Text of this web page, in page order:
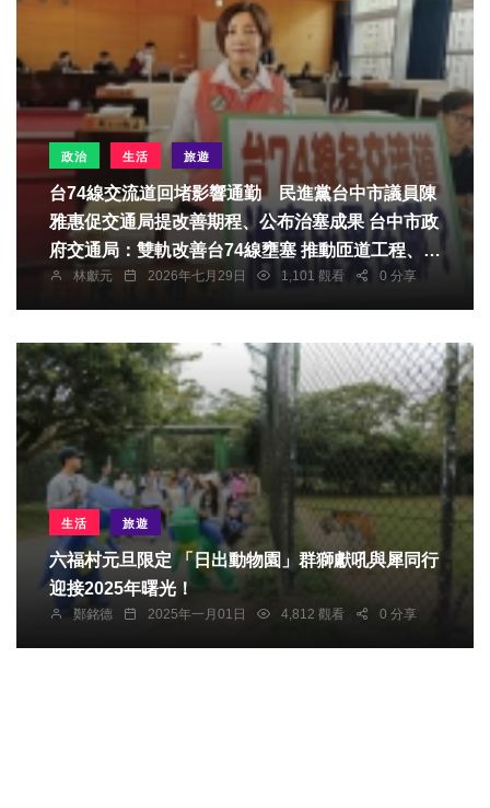
政治 生活 旅遊
台74線交流道回堵影響通勤 民進黨台中市議員陳
雅惠促交通局提改善期程、公布治塞成果 台中市政
府交通局：雙軌改善台74線壅塞 推動匝道工程、智
慧號誌優化車流
林獻元 2026年七月29日 1,101 觀看 0 分享
生活 旅遊
六福村元旦限定 「日出動物園」群獅獻吼與犀同行
迎接2025年曙光！
鄭銘德 2025年一月01日 4,812 觀看 0 分享